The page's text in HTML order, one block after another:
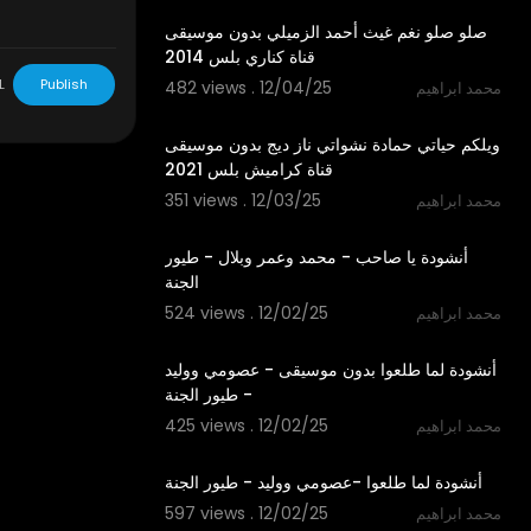
صلو صلو نغم غيث أحمد الزميلي بدون موسيقى
قناة كناري بلس 2014
482 views . 12/04/25
محمد ابراهيم
ويلكم حياتي حمادة نشواتي ناز ديج بدون موسيقى
قناة كراميش بلس 2021
351 views . 12/03/25
محمد ابراهيم
أنشودة يا صاحب - محمد وعمر وبلال - طيور
الجنة
524 views . 12/02/25
محمد ابراهيم
أنشودة لما طلعوا بدون موسيقى - عصومي ووليد
- طيور الجنة
425 views . 12/02/25
محمد ابراهيم
أنشودة لما طلعوا -عصومي ووليد - طيور الجنة
597 views . 12/02/25
محمد ابراهيم
Publish